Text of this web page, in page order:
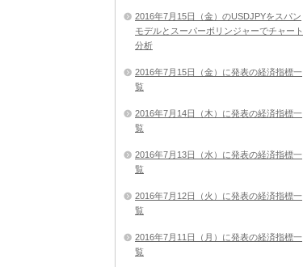
2016年7月15日（金）のUSDJPYをスパン
モデルとスーパーボリンジャーでチャート
分析
2016年7月15日（金）に発表の経済指標一
覧
2016年7月14日（木）に発表の経済指標一
覧
2016年7月13日（水）に発表の経済指標一
覧
2016年7月12日（火）に発表の経済指標一
覧
2016年7月11日（月）に発表の経済指標一
覧